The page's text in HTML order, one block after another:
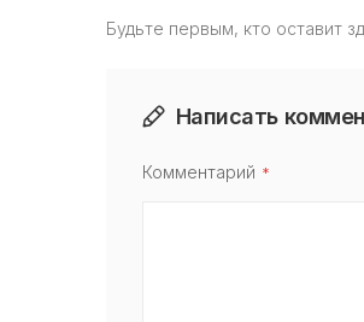
Будьте первым, кто оставит
Написать
Комментарий